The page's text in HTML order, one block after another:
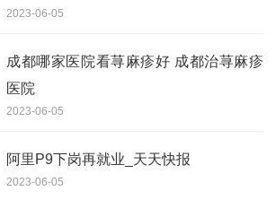
2023-06-05
成都哪家医院看荨麻疹好 成都治荨麻疹
医院
2023-06-05
阿里P9下岗再就业_天天快报
2023-06-05